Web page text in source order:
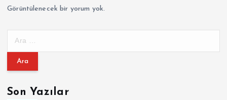
Görüntülenecek bir yorum yok.
m
:Son Yazılar